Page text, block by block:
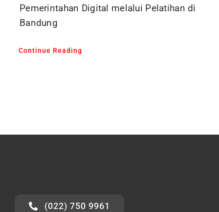
Pemerintahan Digital melalui Pelatihan di
Bandung
Continue Reading
(022) 750 9961